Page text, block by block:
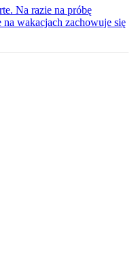
Na razie na próbę
wakacjach zachowuje się